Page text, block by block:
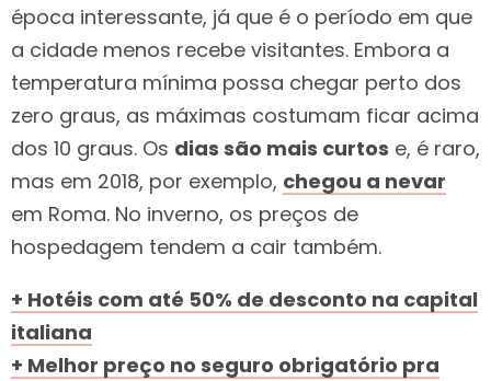
época interessante, já que é o período em que
a cidade menos recebe visitantes. Embora a
temperatura mínima possa chegar perto dos
zero graus, as máximas costumam ficar acima
dos 10 graus. Os dias são mais curtos e, é raro,
mas em 2018, por exemplo, chegou a nevar
em Roma. No inverno, os preços de
hospedagem tendem a cair também.
+ Hotéis com até 50% de desconto na capital
italiana
+ Melhor preço no seguro obrigatório pra